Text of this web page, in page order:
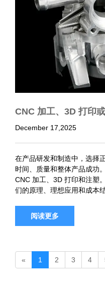
CNC 加工、3D 打印
December 17,2025
在产品研发和制造中，选择
时间、质量和整体产品成功
CNC 加工、3D 打印和注塑
们的原理、理想应用和成本
可以结合起来吗…
阅读更多
« 1 2 3 4